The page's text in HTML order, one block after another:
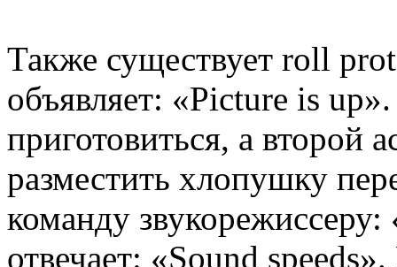
Также существует roll
объявляет: «Picture is
приготовиться, а второй
разместить хлопушку
команду
отвечает: «Sound